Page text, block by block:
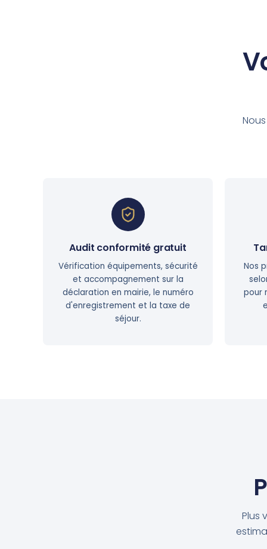
Audit conformité gratuit
Vérification équipements, sécurité
et accompagnement sur la
déclaration en mairie, le numéro
d'enregistrement et la taxe de
séjour.
Nos
pour
Plus